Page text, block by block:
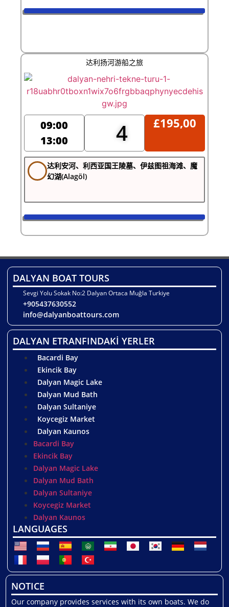
达利扬河游船之旅
09:00
13:00
4 £195,00
达利安河、利西亚国王陵墓、伊兹图祖海滩、魔
幻湖(Alagöl)
DALYAN BOAT TOURS
Sevgi Yolu Sokak No:2 Dalyan Ortaca Muğla Turkiye
+905437630552
info@dalyanboattours.com
DALYAN ETRANFINDAKİ YERLER
Bacardi Bay
Ekincik Bay
Dalyan Magic Lake
Dalyan Mud Bath
Dalyan Sultaniye
Koycegiz Market
Dalyan Kaunos
Bacardi Bay
Ekincik Bay
Dalyan Magic Lake
Dalyan Mud Bath
Dalyan Sultaniye
Koycegiz Market
Dalyan Kaunos
LANGUAGES
NOTICE
Our company provides services with its own boats. We do